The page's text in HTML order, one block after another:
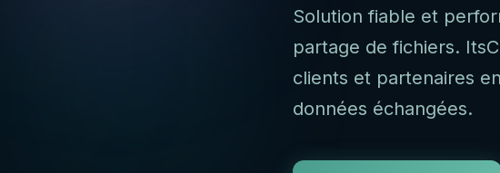
Solution fiable et
partage de fichiers.
clients et partenaires
données échangées.